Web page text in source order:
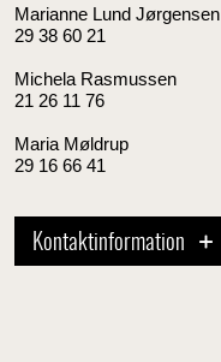
Marianne Lund Jørgensen
29 38 60 21
Michela Rasmussen
21 26 11 76
Maria Møldrup
29 16 66 41
Kontaktinformation